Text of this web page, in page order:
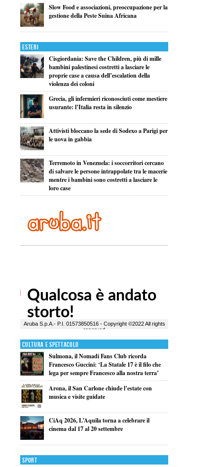
Slow Food e associazioni, preoccupazione per la
gestione della Peste Suina Africana
Esteri
Cisgiordania: Save the Children, più di mille
bambini palestinesi costretti a lasciare le
proprie case a causa dell’escalation della
violenza dei coloni
Grecia, gli infermieri riconosciuti come mestiere
usurante: l’Italia resta in silenzio
Attivisti bloccano la sede di Sodexo a Parigi per
le uova in gabbia
Terremoto in Venezuela: i soccorritori cercano
di salvare le persone intrappolate tra le macerie
mentre i bambini sono costretti a lasciare le
loro case
Cultura e Spettacolo
Sulmona, il Nomadi Fans Club ricorda
Francesco Guccini: ‘La Statale 17 è il filo che
lega per sempre Francesco alla nostra terra’
Arona, il San Carlone chiude l’estate con
musica e visite guidate
CiAq 2026, L’Aquila torna a celebrare il
cinema dal 17 al 20 settembre
Sport